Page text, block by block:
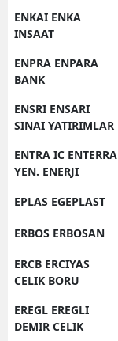
ENKAI ENKA
INSAAT
ENPRA ENPARA
BANK
ENSRI ENSARI
SINAI YATIRIMLAR
ENTRA IC ENTERRA
YEN. ENERJI
EPLAS EGEPLAST
ERBOS ERBOSAN
ERCB ERCIYAS
CELIK BORU
EREGL EREGLI
DEMIR CELIK